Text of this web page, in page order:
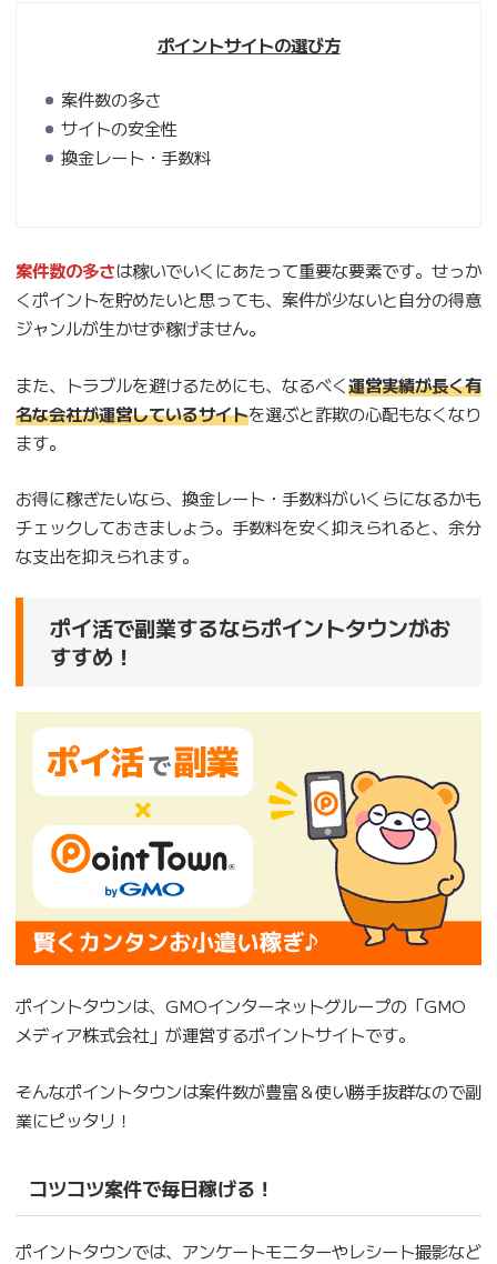
ポイントサイトの選び方
案件数の多さ
サイトの安全性
換金レート・手数料
案件数の多さは稼いでいくにあたって重要な要素です。せっか
くポイントを貯めたいと思っても、案件が少ないと自分の得意
ジャンルが生かせず稼げません。
また、トラブルを避けるためにも、なるべく運営実績が長く有
名な会社が運営しているサイトを選ぶと詐欺の心配もなくなり
ます。
お得に稼ぎたいなら、換金レート・手数料がいくらになるかも
チェックしておきましょう。手数料を安く抑えられると、余分
な支出を抑えられます。
ポイ活で副業するならポイントタウンがお
すすめ！
ポイントタウンは、GMOインターネットグループの「GMO
メディア株式会社」が運営するポイントサイトです。
そんなポイントタウンは案件数が豊富＆使い勝手抜群なので副
業にピッタリ！
コツコツ案件で毎日稼げる！
ポイントタウンでは、アンケートモニターやレシート撮影など